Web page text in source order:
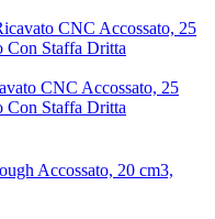
CNC Accossato, 25
Con Staffa Dritta